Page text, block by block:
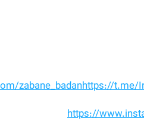
zabane_badanhttps://t.me/
https://